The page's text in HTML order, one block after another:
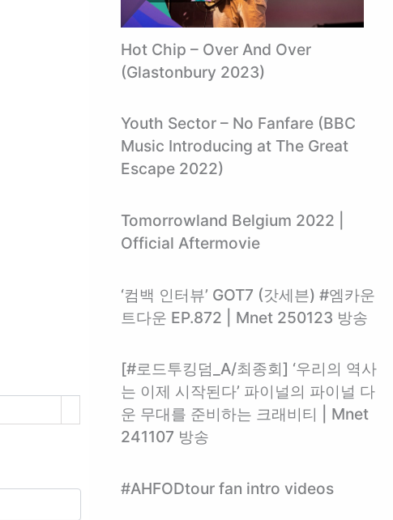
Hot Chip – Over And Over
(Glastonbury 2023)
Youth Sector – No Fanfare (BBC
Music Introducing at The Great
Escape 2022)
Tomorrowland Belgium 2022 |
Official Aftermovie
‘컴백 인터뷰’ GOT7 (갓세븐) #엠카운
트다운 EP.872 | Mnet 250123 방송
[#로드투킹덤_A/최종회] ‘우리의 역사
는 이제 시작된다’ 파이널의 파이널 다
운 무대를 준비하는 크래비티 | Mnet
241107 방송
#AHFODtour fan intro videos